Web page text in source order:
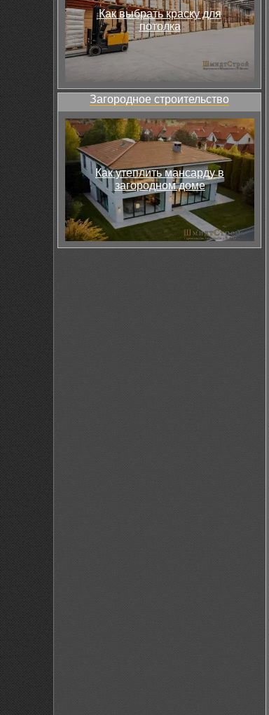
Как выбрать краску для
потолка
Загородное строительство
Как утеплить мансарду в
загородном доме